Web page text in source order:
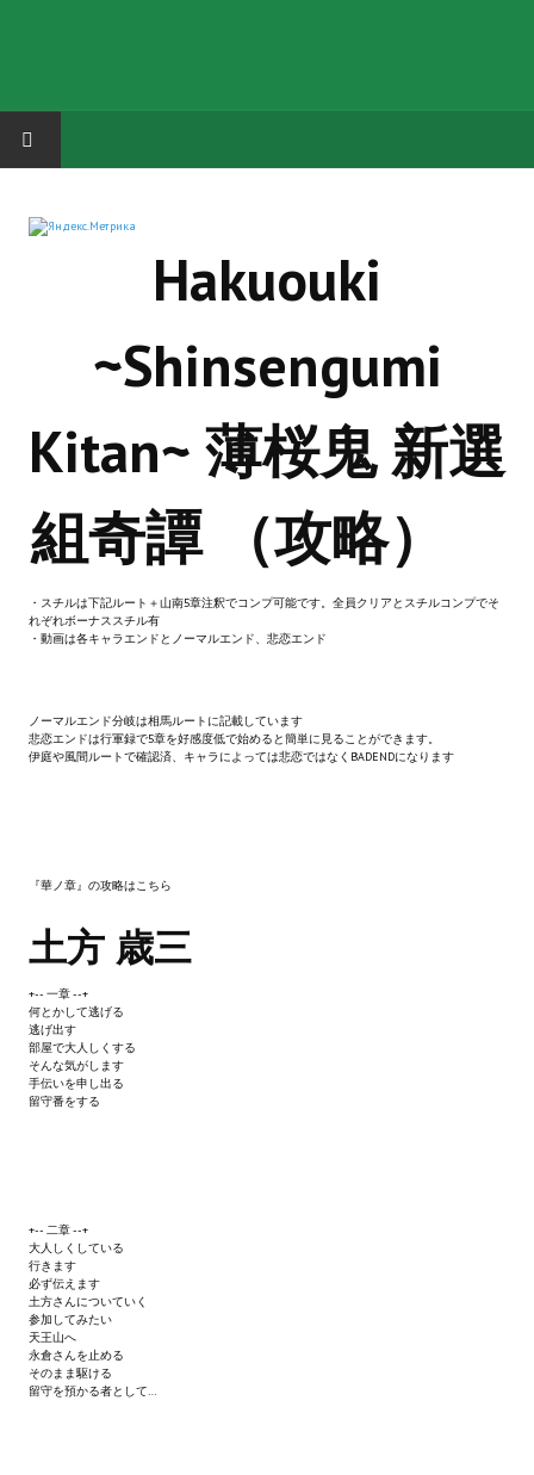
Русская биржа
Aliens vs Predator 2 (Русские субтитры)
Dungeon Siege 2 Legendary Mod (Русские субтитры)
Новый ГГ
Моды группы
Теневой кардинал для Скайрима
Kitana HGEC
Kitana CBBE SSE BodySlide (with Physics)
Nekomimi
New Light Skyrim SE
SB Corset Armor CBBE SSE BodySlide (with Physics)
Wedding Wear CBBE SSE BodySlide (with Physics)
Небесный воин
Немного героев меча и магии
Расширенная версия Х3
REBalance
Hakuouki
~Shinsengumi
Kitan~ 薄桜鬼 新選
組奇譚 （攻略）
・スチルは下記ルート＋山南5章注釈でコンプ可能です。全員クリアとスチルコンプでそ
れぞれボーナススチル有
・動画は各キャラエンドとノーマルエンド、悲恋エンド
ノーマルエンド分岐は相馬ルートに記載しています
悲恋エンドは行軍録で5章を好感度低で始めると簡単に見ることができます。
伊庭や風間ルートで確認済、キャラによっては悲恋ではなくBADENDになります
『華ノ章』の攻略はこちら
土方 歳三
+-- 一章 --+
何とかして逃げる
逃げ出す
部屋で大人しくする
そんな気がします
手伝いを申し出る
留守番をする
+-- 二章 --+
大人しくしている
行きます
必ず伝えます
土方さんについていく
参加してみたい
天王山へ
永倉さんを止める
そのまま駆ける
留守を預かる者として…